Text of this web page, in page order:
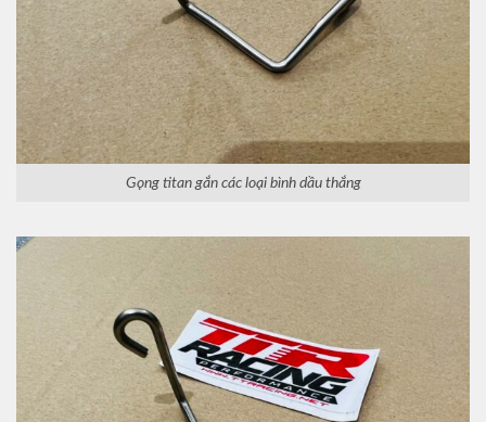
Gọng titan gắn các loại bình dầu thắng